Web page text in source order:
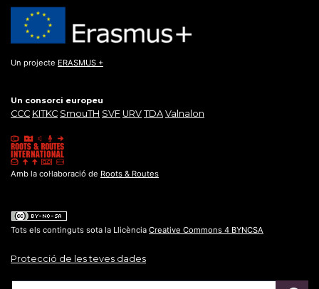
Un projecte ERASMUS +
Un consorci europeu
CCC KITKC SmouTH SVF URV TDA Valnalon
Amb la col·laboració de Roots & Routes
Tots els continguts sota la Llicència Creative Commons 4 BYNCSA
Protecció de les teves dades